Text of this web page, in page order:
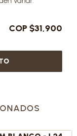
COP $31,900